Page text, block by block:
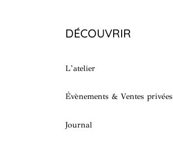
DÉCOUVRIR
L’atelier
Évènements & Ventes privées
Journal